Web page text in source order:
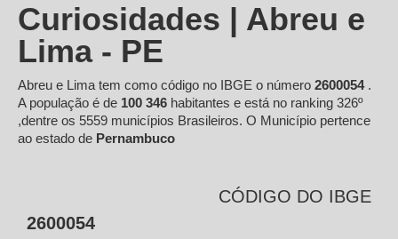
Curiosidades | Abreu e
Lima - PE
Abreu e Lima tem como código no IBGE o número 2600054 .
A população é de 100 346 habitantes e está no ranking 326º
,dentre os 5559 municípios Brasileiros. O Município pertence
ao estado de Pernambuco
CÓDIGO DO IBGE
2600054